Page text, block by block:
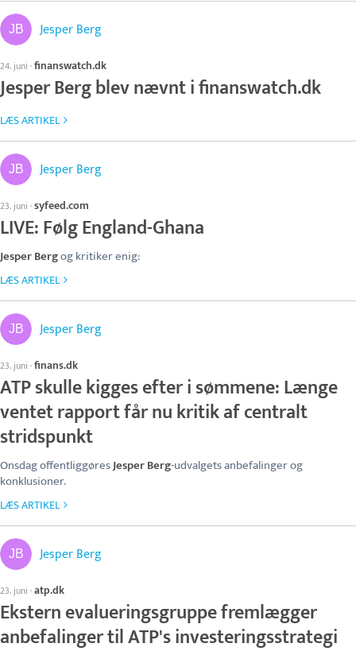
Jesper Berg
24. juni ·finanswatch.dk
Jesper Berg blev nævnt i finanswatch.dk
LÆS ARTIKEL
Jesper Berg
23. juni ·syfeed.com
LIVE: Følg England-Ghana
Jesper Bergog kritiker enig:
LÆS ARTIKEL
Jesper Berg
23. juni ·finans.dk
ATP skulle kigges efter i sømmene: Længe
ventet rapport får nu kritik af centralt
stridspunkt
Onsdag offentliggøresJesper Berg-udvalgets anbefalinger og
konklusioner.
LÆS ARTIKEL
Jesper Berg
23. juni ·atp.dk
Ekstern evalueringsgruppe fremlægger
anbefalinger til ATP's investeringsstrategi